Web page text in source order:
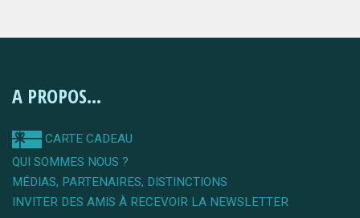
A PROPOS...
CARTE CADEAU
QUI SOMMES NOUS ?
MÉDIAS, PARTENAIRES, DISTINCTIONS
INVITER DES AMIS À RECEVOIR LA NEWSLETTER